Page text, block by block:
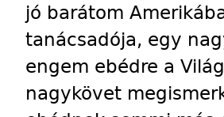
jó barátom
tanácsadója, egy
engem ebédre a
nagykövet